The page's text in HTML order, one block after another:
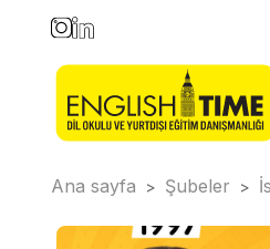
Ana sayfa > Şubeler >